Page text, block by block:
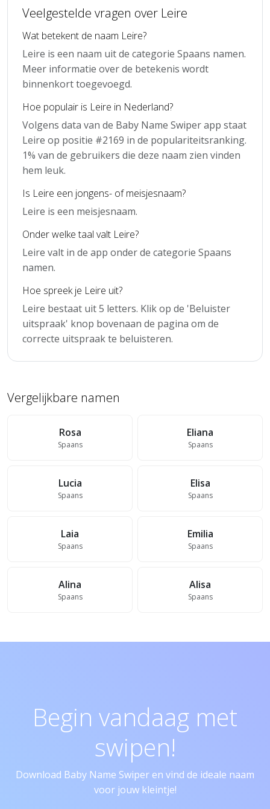
Veelgestelde vragen over Leire
Wat betekent de naam Leire?
Leire is een naam uit de categorie Spaans namen.
Meer informatie over de betekenis wordt
binnenkort toegevoegd.
Hoe populair is Leire in Nederland?
Volgens data van de Baby Name Swiper app staat
Leire op positie #2169 in de populariteitsranking.
1% van de gebruikers die deze naam zien vinden
hem leuk.
Is Leire een jongens- of meisjesnaam?
Leire is een meisjesnaam.
Onder welke taal valt Leire?
Leire valt in de app onder de categorie Spaans
namen.
Hoe spreek je Leire uit?
Leire bestaat uit 5 letters. Klik op de 'Beluister
uitspraak' knop bovenaan de pagina om de
correcte uitspraak te beluisteren.
Vergelijkbare namen
Rosa
Spaans
Eliana
Spaans
Lucia
Spaans
Elisa
Spaans
Laia
Spaans
Emilia
Spaans
Alina
Spaans
Alisa
Spaans
Begin vandaag met
swipen!
Download Baby Name Swiper en vind de ideale naam
voor jouw kleintje!